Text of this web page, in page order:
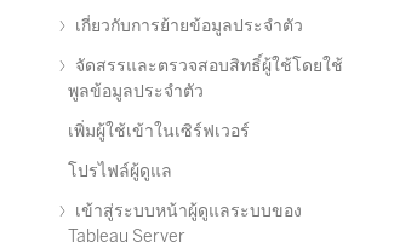
เกี่ยวกับการย้ายข้อมูลประจำตัว
จัดสรรและตรวจสอบสิทธิ์ผู้ใช้โดยใช้
พูลข้อมูลประจำตัว
เพิ่มผู้ใช้เข้าในเซิร์ฟเวอร์
โปรไฟล์ผู้ดูแล
เข้าสู่ระบบหน้าผู้ดูแลระบบของ
Tableau Server